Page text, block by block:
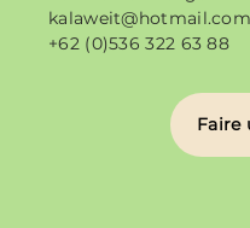
kalaweit@hotmail.com
+62 (0)536 322 63 88
Faire